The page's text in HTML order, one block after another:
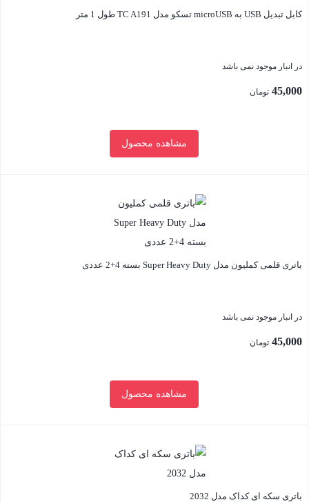
کابل تبدیل USB به microUSB تسکو مدل TC A191 طول 1 متر
در انبار موجود نمی باشد
45,000 تومان
مشاهده محصول
باتری قلمی کملیون مدل Super Heavy Duty بسته 4+2 عددی
در انبار موجود نمی باشد
45,000 تومان
مشاهده محصول
باتری سکه ای کداک مدل 2032